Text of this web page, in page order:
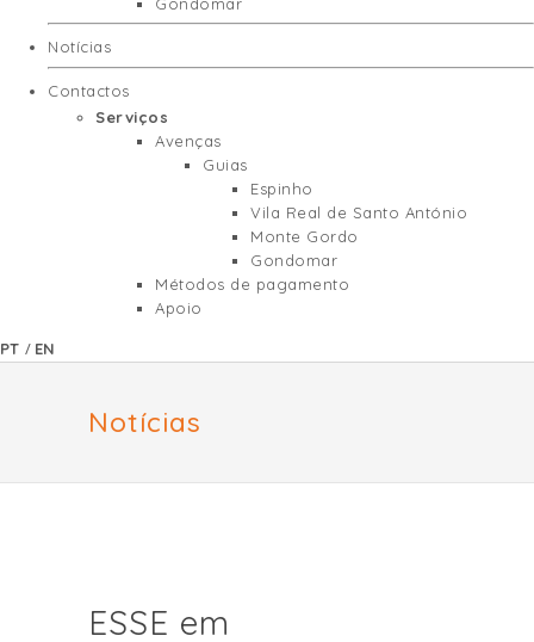
Notícias
Contactos
Serviços
Avenças
Guias
Espinho
Vila Real de Santo António
Monte Gordo
Gondomar
Métodos de pagamento
Apoio
PT / EN
Notícias
ESSE em